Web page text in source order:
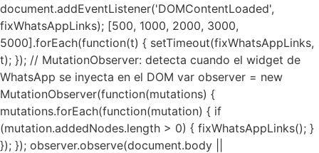
document.addEventListener('DOMContentLoaded',
fixWhatsAppLinks); [500, 1000, 2000, 3000,
5000].forEach(function(t) { setTimeout(fixWhatsAppLinks,
t); }); // MutationObserver: detecta cuando el widget de
WhatsApp se inyecta en el DOM var observer = new
MutationObserver(function(mutations) {
mutations.forEach(function(mutation) { if
(mutation.addedNodes.length > 0) { fixWhatsAppLinks(); }
}); }); observer.observe(document.body ||